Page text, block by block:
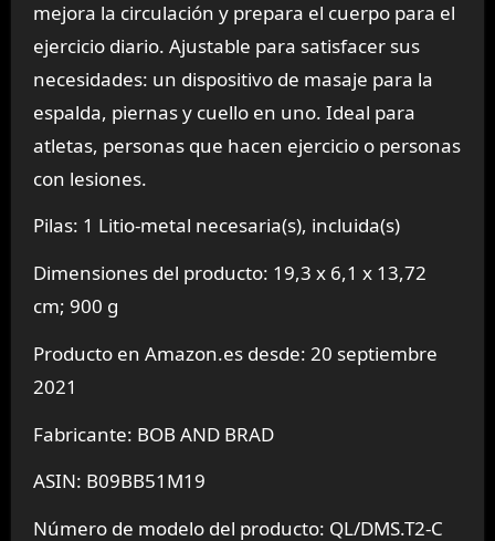
mejora la circulación y prepara el cuerpo para el
ejercicio diario. Ajustable para satisfacer sus
necesidades: un dispositivo de masaje para la
espalda, piernas y cuello en uno. Ideal para
atletas, personas que hacen ejercicio o personas
con lesiones.
Pilas: 1 Litio-metal necesaria(s), incluida(s)
Dimensiones del producto: 19,3 x 6,1 x 13,72
cm; 900 g
Producto en Amazon.es desde: 20 septiembre
2021
Fabricante: BOB AND BRAD
ASIN: B09BB51M19
Número de modelo del producto: QL/DMS.T2-C